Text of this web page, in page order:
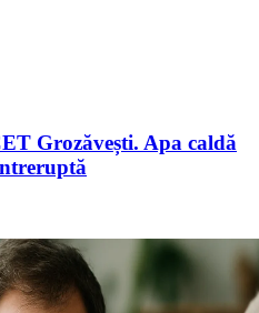
Grozăvești. Apa caldă